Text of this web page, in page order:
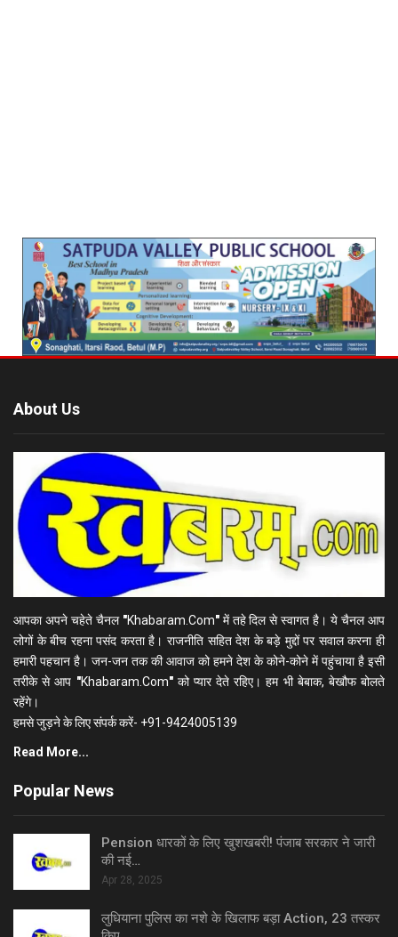
About Us
आपका अपने चहेते चैनल "Khabaram.Com"में तहे दिल से स्वागत है। ये चैनल आप
लोगों के बीच रहना पसंद करता है। राजनीति सहित देश के बड़े मुद्दों पर सवाल करना ही
हमारी पहचान है। जन-जन तक की आवाज को हमने देश के कोने-कोने में पहुंचाया है इसी
तरीके से आप "Khabaram.Com"को प्यार देते रहिए। हम भी बेबाक, बेखौफ बोलते
रहेंगे।
हमसे जुड़ने के लिए संपर्क करें- +91-9424005139
Read More...
Popular News
Pension धारकों के लिए खुशखबरी! पंजाब सरकार ने जारी
की नई…
Apr 28, 2025
लुधियाना पुलिस का नशे के खिलाफ बड़ा Action, 23 तस्कर